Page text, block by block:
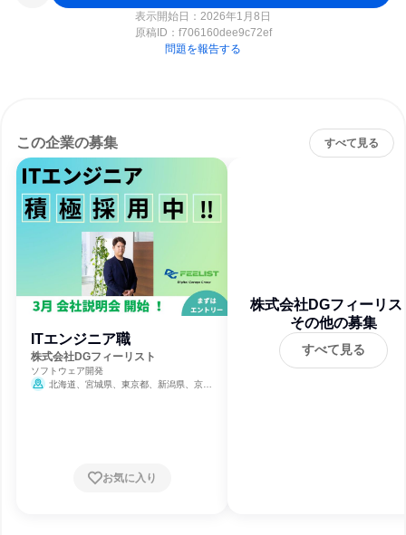
表示開始日：2026年1月8日
原稿ID： f706160dee9c72ef
問題を報告する
この企業の募集 すべて見る
ITエンジニア職
株式会社DGフィーリスト
ソフトウェア開発
北海道、宮城県、東京都、新潟県、京都
お気に入り
株式会社DGフィーリス
その他の募集
すべて見る